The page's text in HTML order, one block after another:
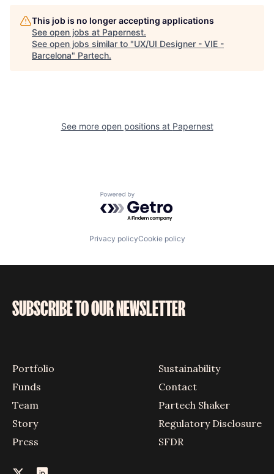
This job is no longer accepting applications
See open jobs at Papernest.
See open jobs similar to "UX/UI Designer - VIE -
Barcelona" Partech.
See more open positions at Papernest
Powered by Getro.com
Privacy policyCookie policy
SUBSCRIBE TO OUR NEWSLETTER
Portfolio
Funds
Team
Story
Press
Sustainability
Contact
Partech Shaker
Regulatory Disclosure
SFDR